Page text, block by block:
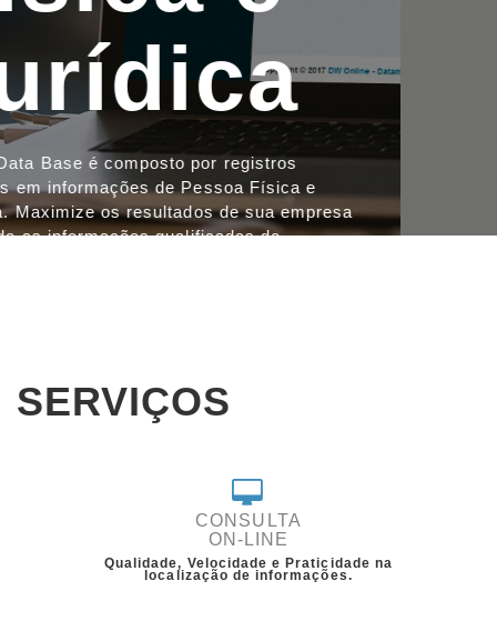
SERVIÇOS
CONSULTA
ON-LINE
Qualidade, Velocidade e Praticidade na
localização de informações.